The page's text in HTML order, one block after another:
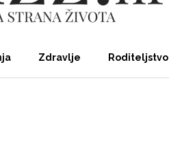
Zdravlje Roditeljstvo